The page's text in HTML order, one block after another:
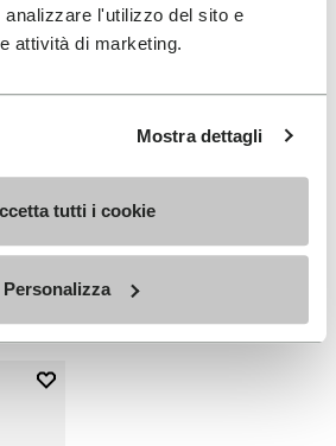
analizzare l'utilizzo del sito e
attività di marketing.
Mostra dettagli
tutti i cookie
Personalizza
DAMEN
Spidrwalk
+ 2 Farben
CHF 169.00
Add to wishlist